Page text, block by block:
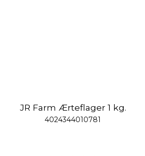
JR Farm Ærteflager 1 kg.
4024344010781